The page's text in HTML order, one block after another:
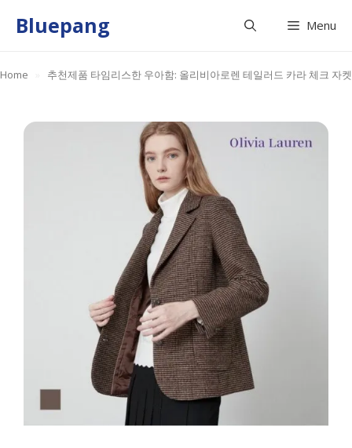
Bluepang Menu
Home 추천제품 타임리스한 우아함: 올리비아로렌 테일러드 카라 체크 자켓